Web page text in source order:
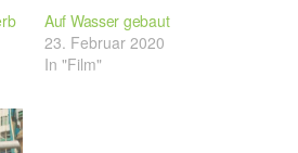
Auf Wasser gebaut
23. Februar 2020
In "Film"